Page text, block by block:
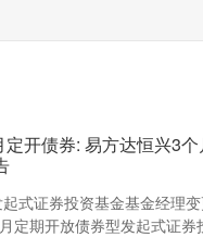
开债券: 易方达恒兴3
式证券投资基金基金经理
定期开放债券型发起式证券